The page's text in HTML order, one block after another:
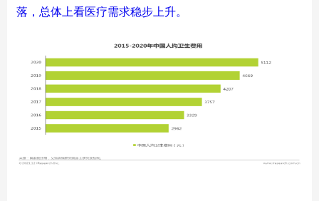
落，总体上看医疗需求稳步上升。